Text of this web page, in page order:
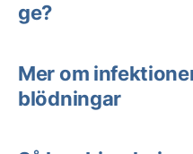
ge?
Mer om
blödningar